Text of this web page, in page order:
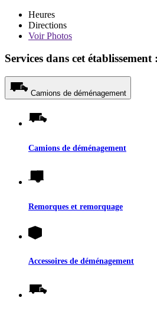
Heures
Directions
VoirPhotos
Services dans cet établissement :
Camions de déménagement
Camions de déménagement
Remorques et remorquage
Accessoires de déménagement